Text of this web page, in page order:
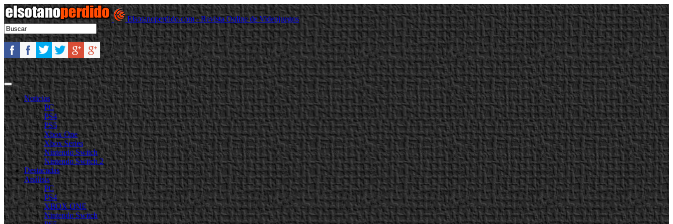
Elsotanoperdido.com - Revista Online de Videojuegos
Noticias
PC
PS4
PS5
Xbox One
Xbox Series
Nintendo Switch
Nintendo Switch 2
Destacadas
Análisis
PC
PS4
XBOX ONE
Nintendo Switch